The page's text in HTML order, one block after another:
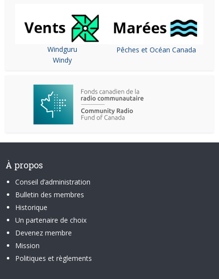
Windguru
Windy
Pêches et Océan Canada
À propos
Conseil d’administration
Bulletin des membres
Historique
Un partenaire de choix
Devenez membre
Mission
Politiques et règlements